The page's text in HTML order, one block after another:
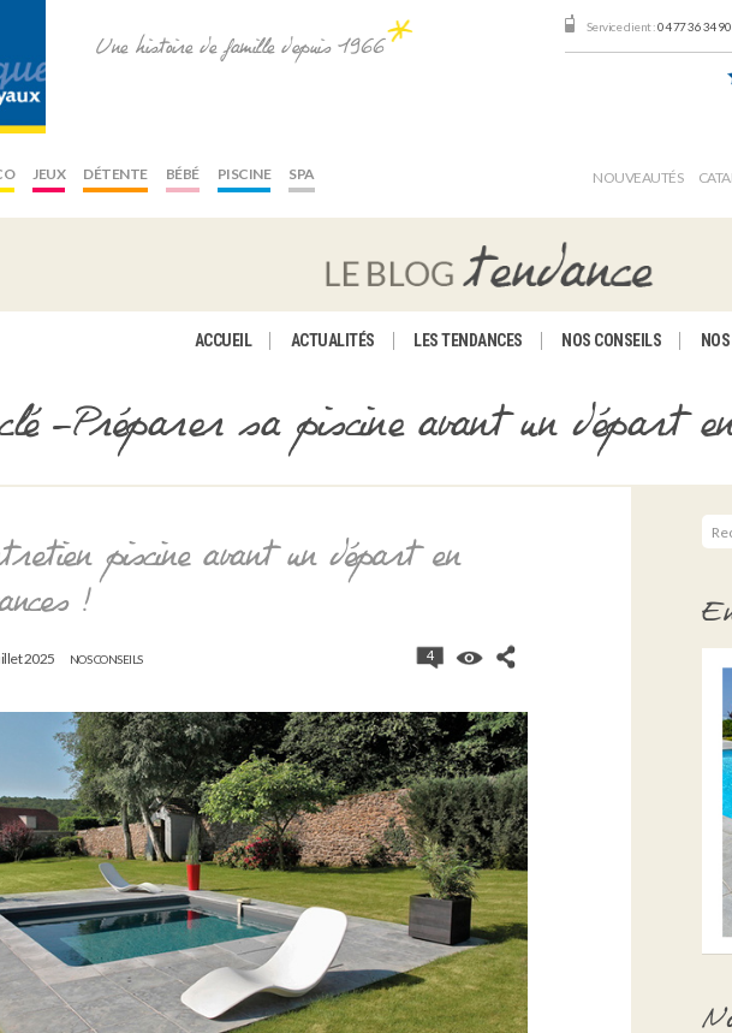
Une histoire de famille depuis 1966
Service client :04 77 36 34 90
JEUX DÉTENTE BÉBÉ PISCINE SPA NOUVEAUTÉS
ACCUEIL ACTUALITÉS LES TENDANCES NOS CONSEILS
-Préparer sa piscine avant un départ en
piscine avant un départ en
!
2025 NOS CONSEILS 4